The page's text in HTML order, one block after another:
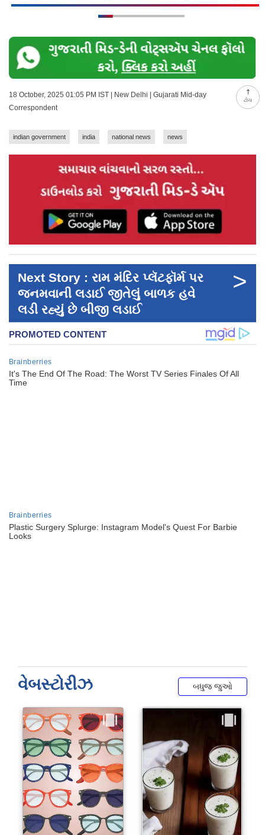
ટોચ
18 October, 2025 01:05 PM IST | New Delhi | Gujarati Mid-day
Correspondent
indian government india national news news
Next Story : રામ મંદિર પ્લૅટફૉર્મ પર
જનમવાની લડાઈ જીતેલું બાળક હવે
લડી રહ્યું છે બીજી લડાઈ
>
વેબસ્ટોરીઝ બધુજ જુઓ